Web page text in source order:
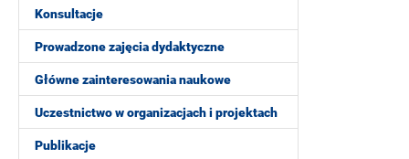
Konsultacje
Prowadzone zajęcia dydaktyczne
Główne zainteresowania naukowe
Uczestnictwo w organizacjach i projektach
Publikacje